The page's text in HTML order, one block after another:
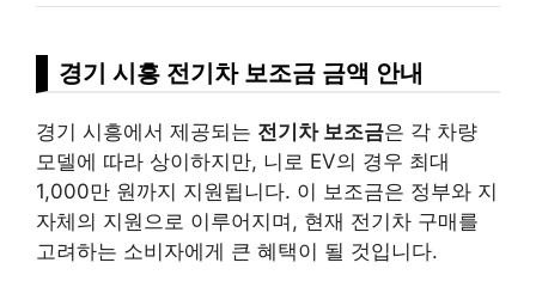
경기 시흥 전기차 보조금 금액 안내
경기 시흥에서 제공되는 전기차 보조금은 각 차량
모델에 따라 상이하지만, 니로 EV의 경우 최대
1,000만 원까지 지원됩니다. 이 보조금은 정부와 지
자체의 지원으로 이루어지며, 현재 전기차 구매를
고려하는 소비자에게 큰 혜택이 될 것입니다.